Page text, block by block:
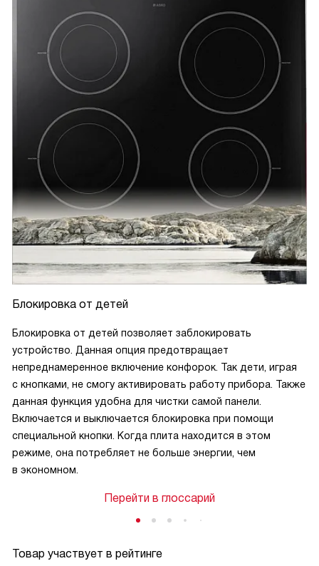
Блокировка от детей
Блокировка от детей позволяет заблокировать
устройство. Данная опция предотвращает
непреднамеренное включение конфорок. Так дети, играя
с кнопками, не смогу активировать работу прибора. Также
данная функция удобна для чистки самой панели.
Включается и выключается блокировка при помощи
специальной кнопки. Когда плита находится в этом
режиме, она потребляет не больше энергии, чем
в экономном.
Перейти в глоссарий
Товар участвует в рейтинге